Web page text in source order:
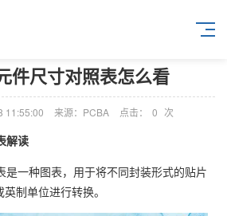
件尺寸对照表怎么看
11:55:00 来源：PCBA 点击： 0 次
解读
是一种图表，用于将不同封装形式的贴片
制单位进行转换。